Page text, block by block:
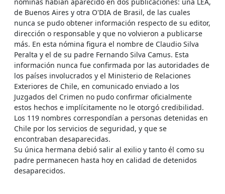
de Buenos Aires y otra O'DIA de Brasil, de las cuales
nunca se pudo obtener información respecto de su editor,
dirección o responsable y que no volvieron a publicarse
más. En esta nómina figura el nombre de Claudio Silva
Peralta y el de su padre Fernando Silva Camus. Esta
información nunca fue confirmada por las autoridades de
los países involucrados y el Ministerio de Relaciones
Exteriores de Chile, en comunicado enviado a los
Juzgados del Crimen no pudo confirmar oficialmente
estos hechos e implícitamente no le otorgó credibilidad.
Los 119 nombres correspondían a personas detenidas en
Chile por los servicios de seguridad, y que se
encontraban desaparecidas.
Su única hermana debió salir al exilio y tanto él como su
padre permanecen hasta hoy en calidad de detenidos
desaparecidos.